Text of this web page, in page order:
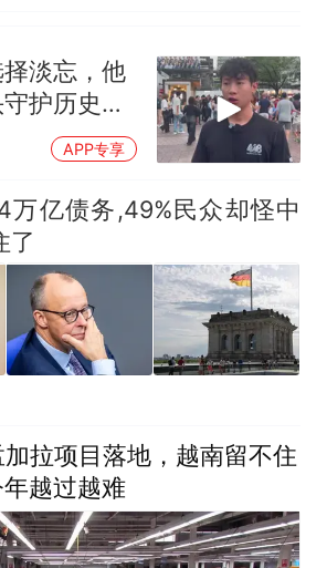
淡忘，他
护历史记
APP专享
万亿债务,49%民众却怪中
了
拉项目落地，越南留不住
越过越难